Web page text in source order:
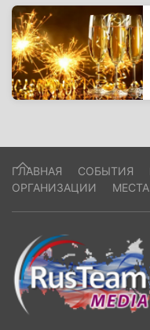
ГЛАВНАЯ СОБЫТИЯ
ОРГАНИЗАЦИИ
МЕСТА